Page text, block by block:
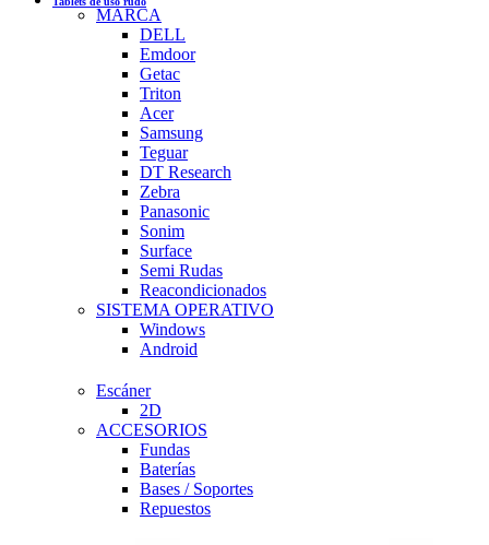
MARCA
DELL
Emdoor
Getac
Triton
Acer
Samsung
Teguar
DT Research
Zebra
Panasonic
Sonim
Surface
Semi Rudas
Reacondicionados
SISTEMA OPERATIVO
Windows
Android
Escáner
2D
ACCESORIOS
Fundas
Baterías
Bases / Soportes
Repuestos